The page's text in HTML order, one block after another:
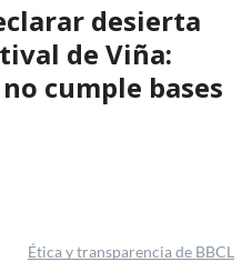
desierta
de Viña:
cumple bases
Ética y transparencia de BBCL